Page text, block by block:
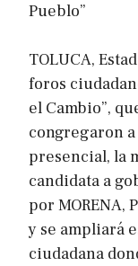
Pueblo”
TOLUCA,
foros
el Cambio”,
congregaron
presencial, la
candidata a
por MORENA,
y se ampliará
ciudadana